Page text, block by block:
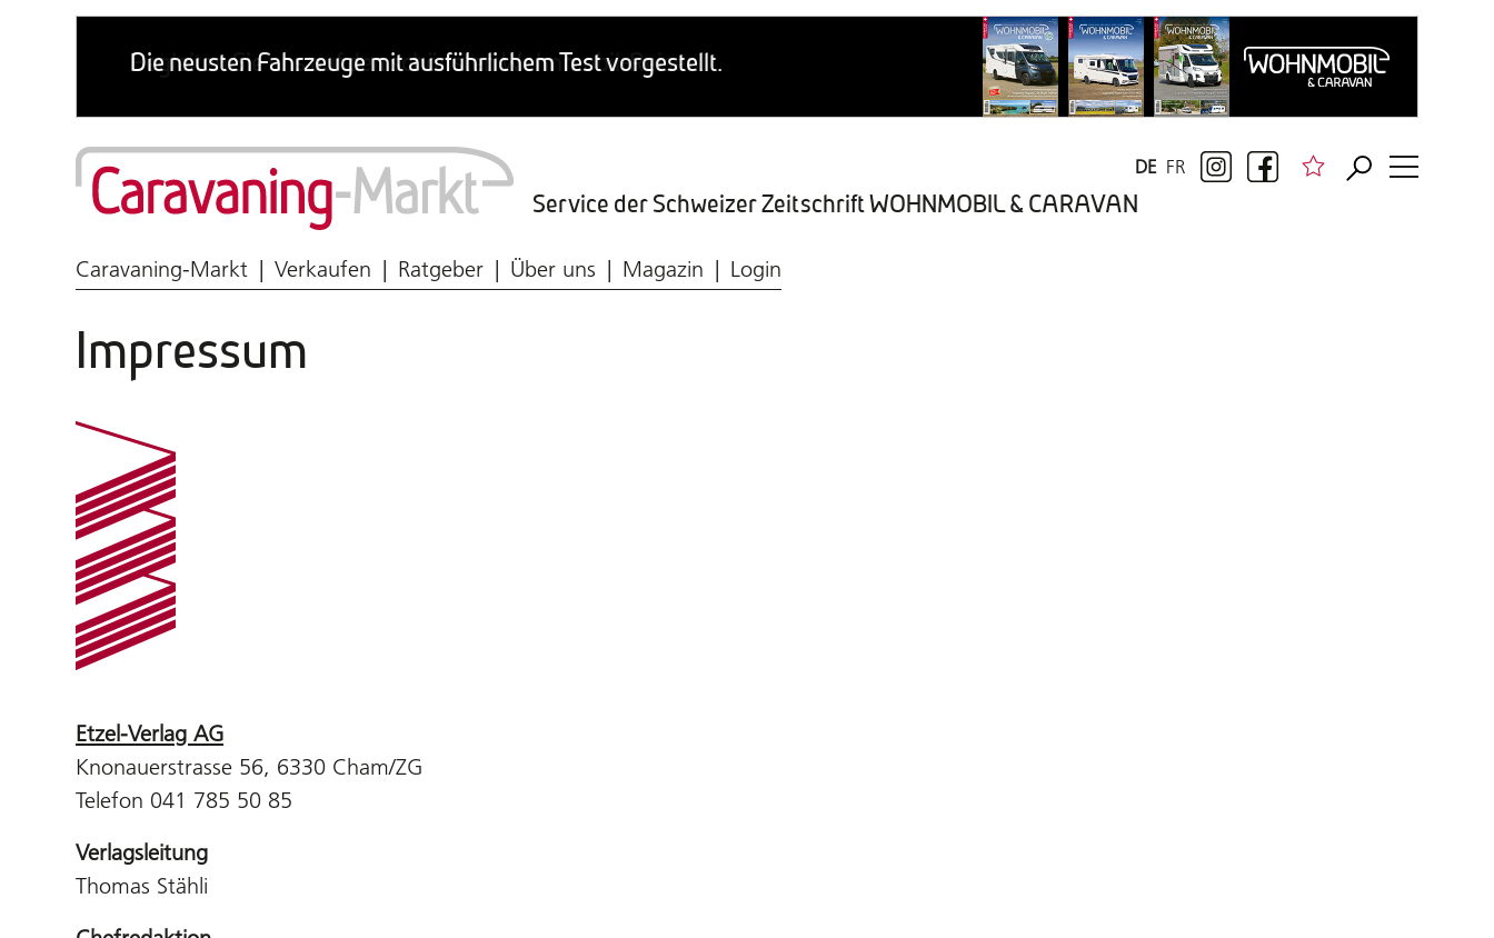
Service der Schweizer Zeitschrift WOHNMOBIL & CARAVAN
FR
DE
Caravaning-Markt Verkaufen Ratgeber Über uns Magazin Login
Impressum
Etzel-Verlag AG
Knonauerstrasse 56, 6330 Cham/ZG
Telefon 041 785 50 85
Verlagsleitung
Thomas Stähli